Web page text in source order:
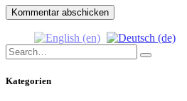
Search
for:
Search
Kategorien